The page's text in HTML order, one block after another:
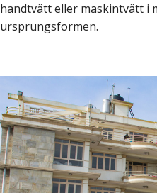
handtvätt eller maskintvätt i
ursprungsformen.